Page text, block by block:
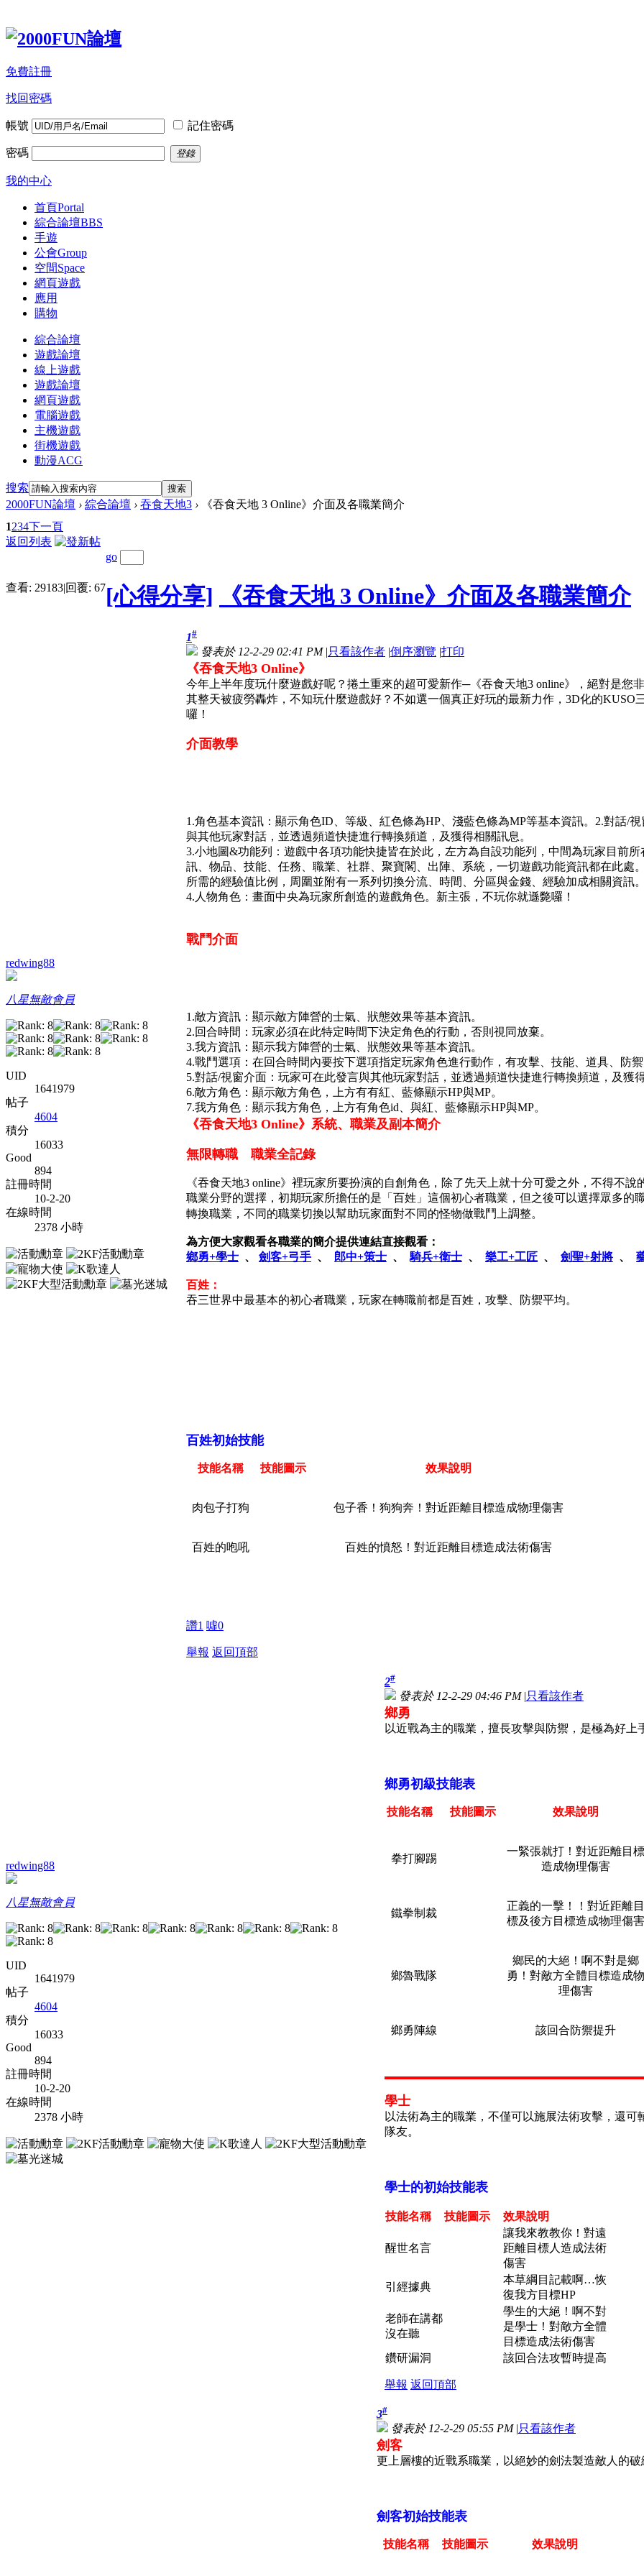
免費註冊
找回密碼
帳號 記住密碼
密碼 登錄
我的中心
首頁Portal
綜合論壇BBS
手遊
公會Group
空間Space
網頁遊戲
應用
購物
綜合論壇
遊戲論壇
線上遊戲
遊戲論壇
網頁遊戲
電腦遊戲
主機遊戲
街機遊戲
動漫ACG
搜索 搜索
2000FUN論壇 › 綜合論壇 › 吞食天地3 › 《吞食天地 3 Online》介面及各職業簡介
1234下一頁
返回列表
查看: 29183|回覆: 67
go
[心得分享] 《吞食天地 3 Online》介面及各職業簡介
redwing88
八星無敵會員
UID
1641979
帖子
4604
積分
16033
Good
894
註冊時間
10-2-20
在線時間
2378 小時
1#
發表於 12-2-29 02:41 PM |只看該作者 |倒序瀏覽 |打印
《吞食天地3 Online》
今年上半年度玩什麼遊戲好呢？捲土重來的超可愛新作─《吞食天地3 online》，絕對是您
其整天被疲勞轟炸，不知玩什麼遊戲好？不如選一個真正好玩的最新力作，3D化的KUSO
囉！
介面教學
1.角色基本資訊：顯示角色ID、等級、紅色條為HP、淺藍色條為MP等基本資訊。2.對話/
與其他玩家對話，並透過頻道快捷進行轉換頻道，及獲得相關訊息。
3.小地圖&功能列：遊戲中各項功能快捷皆在於此，左方為自設功能列，中間為玩家目前
訊、物品、技能、任務、職業、社群、聚寶閣、出陣、系統，一切遊戲功能資訊都在此處
所需的經驗值比例，周圍並附有一系列切換分流、時間、分區與金錢、經驗加成相關資訊。
4.人物角色：畫面中央為玩家所創造的遊戲角色。新主張，不玩你就遜斃囉！
戰鬥介面
1.敵方資訊：顯示敵方陣營的士氣、狀態效果等基本資訊。
2.回合時間：玩家必須在此特定時間下決定角色的行動，否則視同放棄。
3.我方資訊：顯示我方陣營的士氣、狀態效果等基本資訊。
4.戰鬥選項：在回合時間內要按下選項指定玩家角色進行動作，有攻擊、技能、道具、防禦
5.對話/視窗介面：玩家可在此發言與其他玩家對話，並透過頻道快捷進行轉換頻道，及獲
6.敵方角色：顯示敵方角色，上方有有紅、藍條顯示HP與MP。
7.我方角色：顯示我方角色，上方有角色id、與紅、藍條顯示HP與MP。
《吞食天地3 Online》系統、職業及副本簡介
無限轉職 職業全記錄
《吞食天地3 online》裡玩家所要扮演的自創角色，除了先天上就十分可愛之外，不得不說
職業分野的選擇，初期玩家所擔任的是「百姓」這個初心者職業，但之後可以選擇眾多的
轉換職業，不同的職業切換以幫助玩家面對不同的怪物做戰鬥上調整。
為方便大家觀看各職業的簡介提供連結直接觀看：
鄉勇+學士 、 劍客+弓手 、 郎中+策士 、 騎兵+衛士 、 樂工+工匠 、 劍聖+射將 、
百姓：
吞三世界中最基本的初心者職業，玩家在轉職前都是百姓，攻擊、防禦平均。
百姓初始技能
技能名稱 技能圖示 效果說明
肉包子打狗 包子香！狗狗奔！對近距離目標造成物理傷害
百姓的咆吼 百姓的憤怒！對近距離目標造成法術傷害
讚1 噓0
舉報 返回頂部
redwing88
八星無敵會員
UID
1641979
帖子
4604
積分
16033
Good
894
註冊時間
10-2-20
在線時間
2378 小時
2#
發表於 12-2-29 04:46 PM |只看該作者
鄉勇
以近戰為主的職業，擅長攻擊與防禦，是極為好上
鄉勇初級技能表
技能名稱 技能圖示 效果說明
拳打腳踢
一緊張就打！對近距離目標
造成物理傷害
鐵拳制裁
正義的一擊！！對近距離目
標及後方目標造成物理傷害
鄉魯戰隊
鄉民的大絕！啊不對是鄉
勇！對敵方全體目標造成物
理傷害
鄉勇陣線 該回合防禦提升
學士
以法術為主的職業，不僅可以施展法術攻擊，還可
隊友。
學士的初始技能表
技能名稱 技能圖示 效果說明
醒世名言
讓我來教教你！對遠
距離目標人造成法術
傷害
引經據典
本草綱目記載啊…恢
復我方目標HP
老師在講都
沒在聽
學生的大絕！啊不對
是學士！對敵方全體
目標造成法術傷害
鑽研漏洞
該回合法攻暫時提高
舉報 返回頂部
3#
發表於 12-2-29 05:55 PM |只看該作者
劍客
更上層樓的近戰系職業，以絕妙的劍法製造敵人的破
劍客初始技能表
技能名稱 技能圖示 效果說明